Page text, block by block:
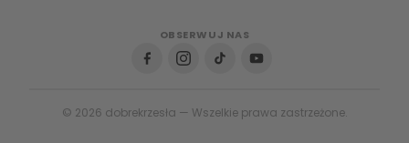
OBSERWUJ NAS
© 2026 dobrekrzesła — Wszelkie prawa zastrzeżone.